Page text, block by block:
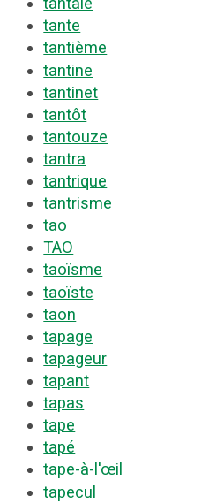
tante
tantième
tantine
tantinet
tantôt
tantouze
tantra
tantrique
tantrisme
tao
TAO
taoïsme
taoïste
taon
tapage
tapageur
tapant
tapas
tape
tapé
tape-à-l'œil
tapecul